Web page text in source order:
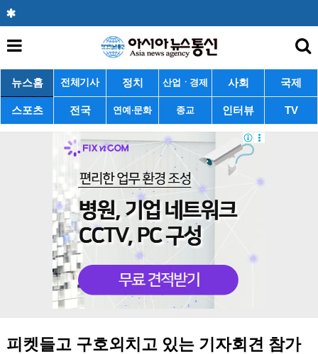
뉴스홈 전체기사 정치 산업ㆍ경제 사회 국제
스포츠 전국 연예·문화 종교 인터뷰 TV
피켓들고 구호외치고 있는 기자회견 참가